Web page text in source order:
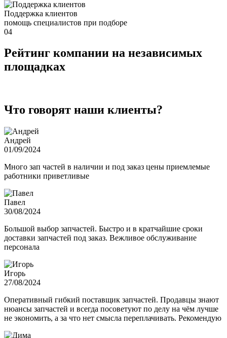
Поддержка клиентов
помощь специалистов при подборе
04
Рейтинг компании на независимых
площадках
Что говорят наши клиенты?
Андрей
01/09/2024
Много зап частей в наличии и под заказ цены приемлемые
работники приветливые
Павел
30/08/2024
Большой выбор запчастей. Быстро и в кратчайшие сроки
доставки запчастей под заказ. Вежливое обслуживание
персонала
Игорь
27/08/2024
Оперативный гибкий поставщик запчастей. Продавцы знают
нюансы запчастей и всегда посоветуют по делу на чём лучше
не экономить, а за что нет смысла переплачивать. Рекомендую